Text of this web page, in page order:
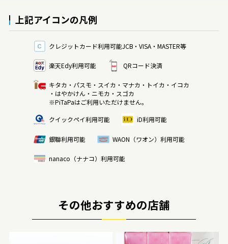
上記アイコンの凡例
クレジットカード利用可能JCB・VISA・MASTER等
楽天Edy利用可能 QRコード決済
キタカ・パスモ・スイカ・マナカ・トイカ・イコカ
・はやかけん・ニモカ・スゴカ
※PiTaPaはご利用いただけません。
クイックペイ利用可能 iD利用可能
銀聯利用可能 WAON（ワオン）利用可能
nanaco（ナナコ）利用可能
その他おすすめの店舗